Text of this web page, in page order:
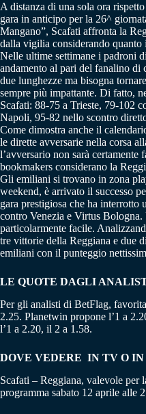
A distanza di una sola ora
gara in anticipo per la 26^
Mangano”, Scafati affronta la
dalla vigilia considerando
Nelle ultime settimane i padroni
andamento al pari del fanalino di
due lunghezze ma bisogna
sempre più impattante. Di fatto,
Scafati: 88-75 a Trieste, 79-102
Napoli, 95-82 nello scontro
Come dimostra anche il
le dirette avversarie nella corsa
l’avversario non sarà certamente
bookmakers considerano la
Gli emiliani si trovano in zona
weekend, è arrivato il successo
gara prestigiosa che ha interrotto
contro Venezia e Virtus
particolarmente facile.
tre vittorie della Reggiana e due
emiliani con il punteggio
LE QUOTE DAGLI
Per gli analisti di BetFlag,
2.25. Planetwin propone l’1 a
l’1 a 2.20, il 2 a 1.58.
DOVE VEDERE IN TV O
Scafati – Reggiana, valevole per
programma sabato 12 aprile alle